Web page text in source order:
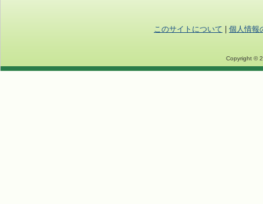
このサイトについて 個人情報
Copyright ©